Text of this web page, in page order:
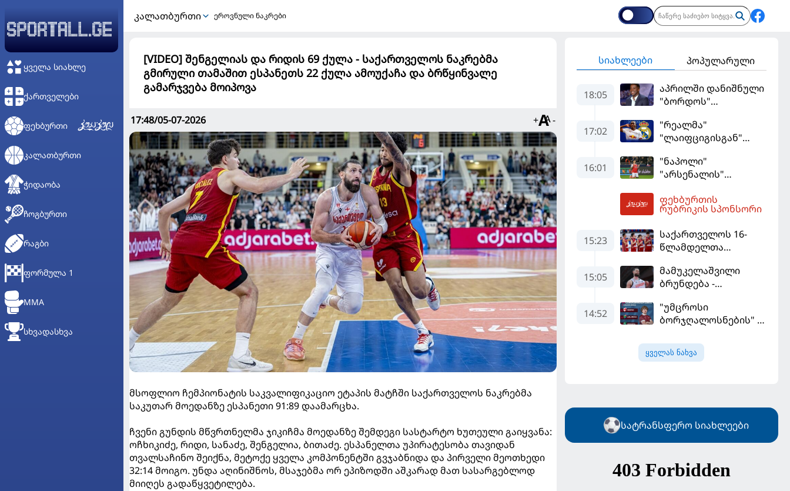
ᲧᲕᲔᲚᲐ ᲡᲘᲐᲮᲚᲔ
ᲥᲐᲠᲗᲕᲔᲚᲔᲑᲘ
ᲤᲔᲮᲑᲣᲠᲗᲘ
ᲙᲐᲚᲐᲗᲑᲣᲠᲗᲘ
ᲭᲘᲓᲐᲝᲑᲐ
ᲩᲝᲒᲑᲣᲠᲗᲘ
ᲠᲐᲒᲑᲘ
ᲤᲝᲠᲛᲣᲚᲐ 1
MMA
ᲡᲮᲕᲐᲓᲐᲡᲮᲕᲐ
ᲙᲐᲚᲐᲗᲑᲣᲠᲗᲘ ეროვნული ნაკრები
[VIDEO] შენგელიას და რიდის 69 ქულა - საქართველოს ნაკრებმა
გმირული თამაშით ესპანეთს 22 ქულა ამოუქაჩა და ბრწყინვალე
გამარჯვება მოიპოვა
17:48/05-07-2026 + -
მსოფლიო ჩემპიონატის საკვალიფიკაციო ეტაპის მატჩში საქართველოს ნაკრებმა
საკუთარ მოედანზე ესპანეთი 91:89 დაამარცხა.
ჩვენი გუნდის მწვრთნელმა ჯიკიჩმა მოედანზე შემდეგი სასტარტო ხუთეული გაიყვანა:
ოჩხიკიძე, რიდი, სანაძე, შენგელია, ბითაძე. ესპანელთა უპირატესობა თავიდან
თვალსაჩინო შეიქნა, მეტოქე ყველა კომპონენტში გვჯაბნიდა და პირველი მეოთხედი
32:14 მოიგო. უნდა აღინიშნოს, მსაჯებმა ორ ეპიზოდში აშკარად მათ სასარგებლოდ
მიიღეს გადაწყვეტილება.
სიახლეები პოპულარული
18:05
აპრილში დანიშნული
"ბორდოს"
გადააყენეს
17:02
"რეალმა"
"ლაიფციგისგან"
მილიონად შეიძინა
16:01
"ნაპოლი"
"არსენალის"
შეძენას ცდილობს
ფეხბურთის
რუბრიკის სპონსორი
15:23
საქართველოს 16-
წლამდელთა
ევრობასკეტი
ისრაელთან მარცხით
15:05
მამუკელაშვილი
ბრუნდება -
პორტუგალიასთან
მატჩებისთვის
მზადებას 15
კალათბურთელით
14:52
"უმცროსი
ბორჯღალოსნების"
ინგლისთან
ყველას ნახვა
სატრანსფერო სიახლეები